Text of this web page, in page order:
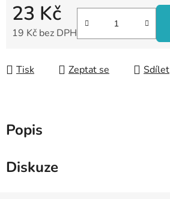
23 Kč
19 Kč bez DPH
Tisk Zeptat se Sdílet
Popis
Diskuze